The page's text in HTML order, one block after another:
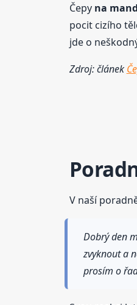
Čepy na
pocit cizího
jde o
Zdroj: článek
V naší
Dobrý den
zvyknout a
prosím o